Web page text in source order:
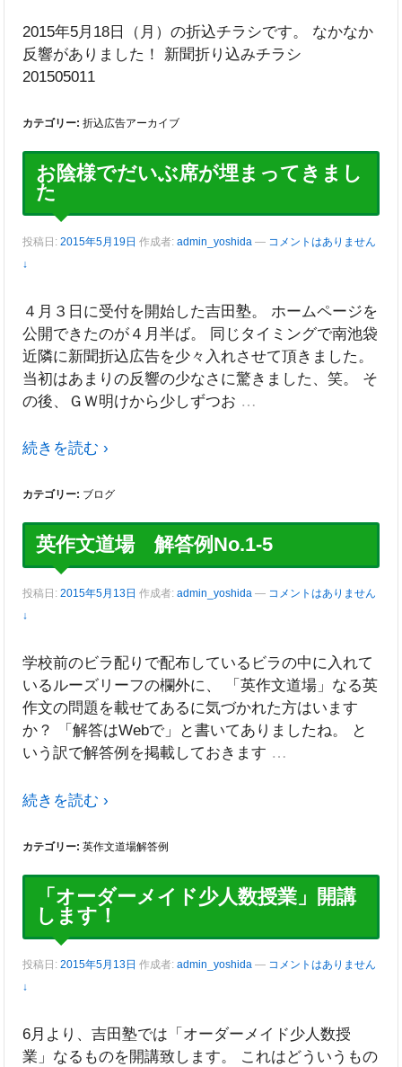
2015年5月18日（月）の折込チラシです。 なかなか
反響がありました！ 新聞折り込みチラシ
201505011
カテゴリー: 折込広告アーカイブ
お陰様でだいぶ席が埋まってきまし
た
投稿日: 2015年5月19日 作成者: admin_yoshida — コメントはありません
↓
４月３日に受付を開始した吉田塾。 ホームページを
公開できたのが４月半ば。 同じタイミングで南池袋
近隣に新聞折込広告を少々入れさせて頂きました。
当初はあまりの反響の少なさに驚きました、笑。 そ
の後、ＧＷ明けから少しずつお …
続きを読む ›
カテゴリー: ブログ
英作文道場 解答例No.1-5
投稿日: 2015年5月13日 作成者: admin_yoshida — コメントはありません
↓
学校前のビラ配りで配布しているビラの中に入れて
いるルーズリーフの欄外に、 「英作文道場」なる英
作文の問題を載せてあるに気づかれた方はいます
か？ 「解答はWebで」と書いてありましたね。 と
いう訳で解答例を掲載しておきます …
続きを読む ›
カテゴリー: 英作文道場解答例
「オーダーメイド少人数授業」開講
します！
投稿日: 2015年5月13日 作成者: admin_yoshida — コメントはありません
↓
6月より、吉田塾では「オーダーメイド少人数授
業」なるものを開講致します。 これはどういうもの